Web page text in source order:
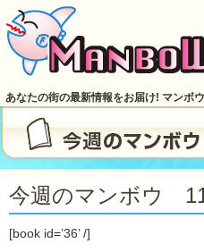
あなたの街の最新情報をお届け! マンボ
今週のマンボウ
[book id=’36’ /]